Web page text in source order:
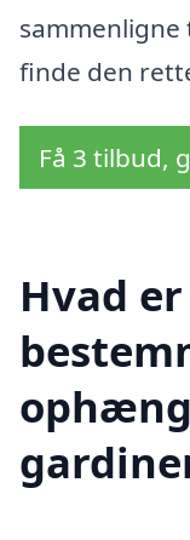
finde den
Få 3 tilbud,
Hvad